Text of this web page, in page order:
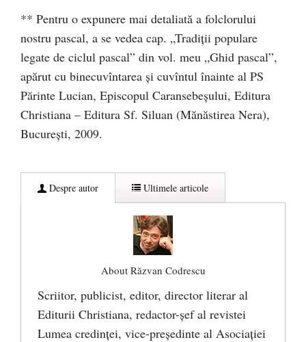
** Pentru o expunere mai detaliată a folclorului
nostru pascal, a se vedea cap. „Tradiții populare
legate de ciclul pascal” din vol. meu „Ghid pascal”,
apărut cu binecuvîntarea și cuvîntul înainte al PS
Părinte Lucian, Episcopul Caransebeșului, Editura
Christiana – Editura Sf. Siluan (Mănăstirea Nera),
București, 2009.
Despre autor Ultimele articole
About Răzvan Codrescu
Scriitor, publicist, editor, director literar al
Editurii Christiana, redactor-şef al revistei
Lumea credinţei, vice-preşedinte al Asociaţiei